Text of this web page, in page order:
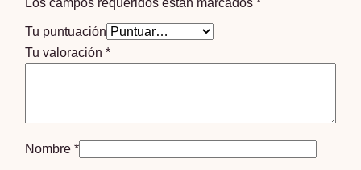
Tu puntuación
Tu valoración*
Nombre*